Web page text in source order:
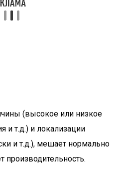
(высокое или низкое
и т.д.) и локализации
и т.д.), мешает нормально
производительность.